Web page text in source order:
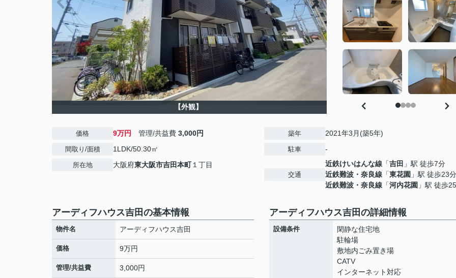
【外観】
価格 9万円 管理/共益費 3,000円
間取り/面積 1LDK/50.30㎡
所在地 大阪府東大阪市吉田本町１丁目
築年 2021年3月(築5年)
駐車 -
交通
近鉄けいはんな線 「吉田 」駅 徒歩7分
近鉄難波・奈良線 「東花園 」駅 徒歩23分
近鉄難波・奈良線 「河内花園 」駅 徒歩
アーディフハウス吉田の基本情報
物件名 アーディフハウス吉田
価格 9万円
管理/共益費 3,000円
アーディフハウス吉田の詳細情報
設備条件
閑静な住宅地
駐輪場
敷地内ごみ置き場
CATV
インターネット対応